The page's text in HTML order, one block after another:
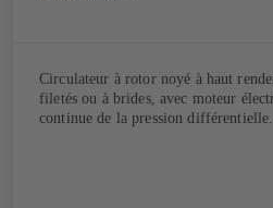
Circulateur à rotor noyé à haut
filetés ou à brides, avec moteur
continue de la pression différentielle.